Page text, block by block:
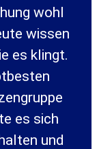
wohl
wissen
es klingt.
es sich
und